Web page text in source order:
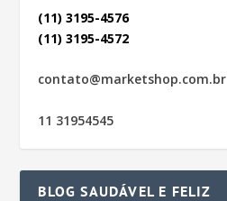
(11) 3195-4576
(11) 3195-4572
contato@marketshop.com.br
11 31954545
BLOG SAUDÁVEL E FELIZ